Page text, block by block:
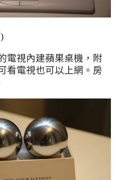
)
電視內建蘋果桌機，附
看電視也可以上網。房